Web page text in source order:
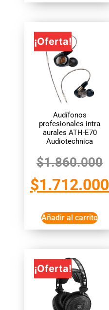
¡Oferta!
Audífonos
profesionales intra
aurales ATH-E70
Audiotechnica
$1.860.000
$1.712.000
Añadir al carrito
¡Oferta!